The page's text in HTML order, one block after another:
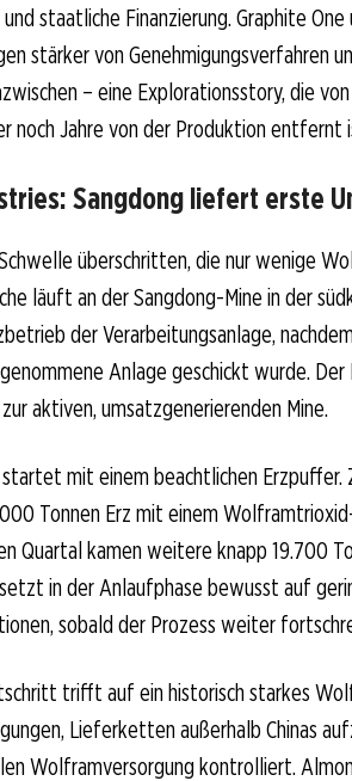
staatliche Finanzierung. Graphite
stärker von Genehmigungsverfahren
– eine Explorationsstory, die
noch Jahre von der Produktion entfernt
Sangdong liefert erste
überschritten, die nur wenige
läuft an der Sangdong-Mine in der
der Verarbeitungsanlage,
Anlage geschickt wurde.
aktiven, umsatzgenerierenden Mine.
mit einem beachtlichen Erzpuffer.
Tonnen Erz mit einem
Quartal kamen weitere knapp 19.700
in der Anlaufphase bewusst auf
sobald der Prozess weiter
trifft auf ein historisch starkes
Lieferketten außerhalb Chinas
Wolframversorgung kontrolliert.